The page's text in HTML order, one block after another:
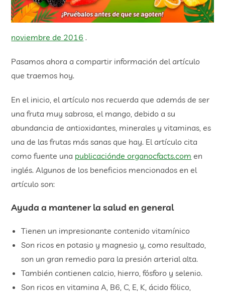
noviembre de 2016 .
Pasamos ahora a compartir información del artículo
que traemos hoy.
En el inicio, el artículo nos recuerda que además de ser
una fruta muy sabrosa, el mango, debido a su
abundancia de antioxidantes, minerales y vitaminas, es
una de las frutas más sanas que hay. El artículo cita
como fuente una publicaciónde organocfacts.com en
inglés. Algunos de los beneficios mencionados en el
artículo son:
Ayuda a mantener la salud en general
Tienen un impresionante contenido vitamínico
Son ricos en potasio y magnesio y, como resultado,
son un gran remedio para la presión arterial alta.
También contienen calcio, hierro, fósforo y selenio.
Son ricos en vitamina A, B6, C, E, K, ácido fólico,